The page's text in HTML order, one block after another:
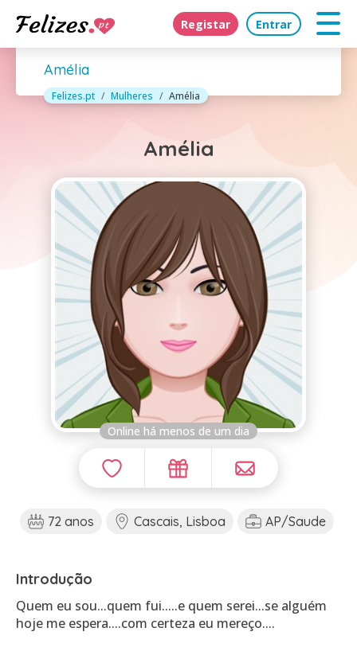
Registar Entrar
Amélia
Felizes.pt Mulheres Amélia
Amélia
Online há menos de um dia
72 anos Cascais, Lisboa AP/Saude
Introdução
Quem eu sou...quem fui.....e quem serei...se alguém
hoje me espera....com certeza eu mereço....